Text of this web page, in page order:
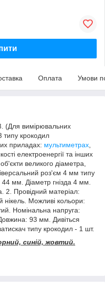
Оплата Умови
(Для вимірювальних
типу крокодил
приладах: мультиметрах
електроенергії та інших
великого діаметра,
роз'єм 4 мм типу
мм. Діаметр гнізда 4 мм.
2. Провідний матеріал:
нікель. Можливі кольори:
Номінальна напруга:
93 мм. Дивіться
типу крокодил - 1 шт.
синій, жовтий.